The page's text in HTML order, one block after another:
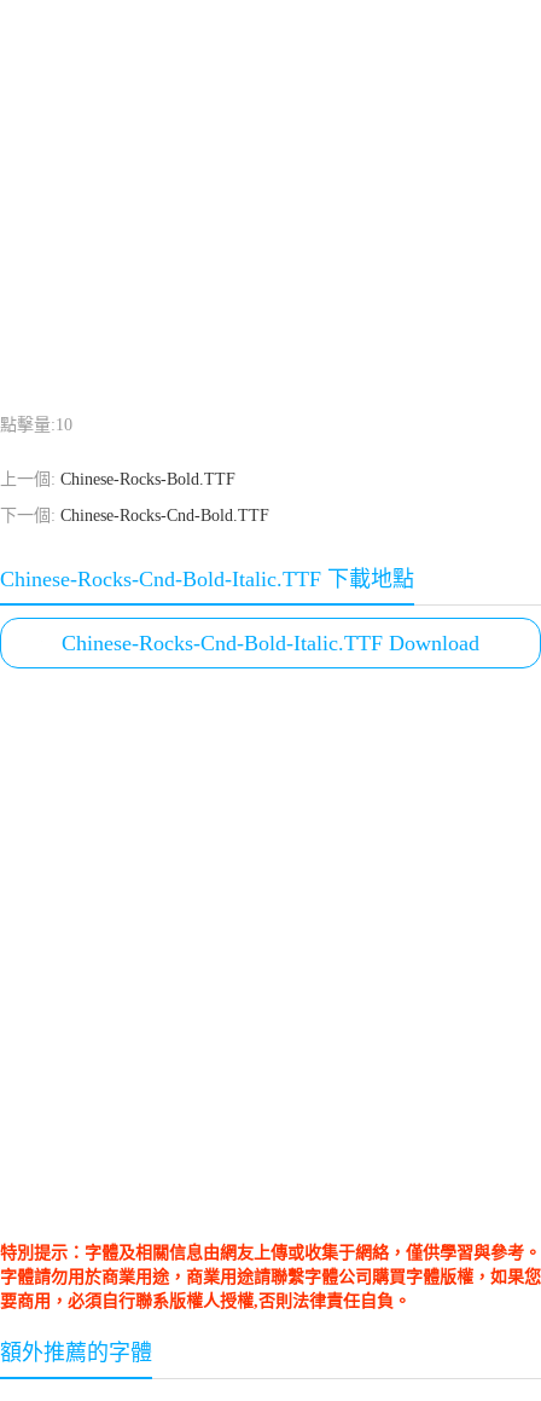
點擊量:10
上一個: Chinese-Rocks-Bold.TTF
下一個: Chinese-Rocks-Cnd-Bold.TTF
Chinese-Rocks-Cnd-Bold-Italic.TTF 下載地點
Chinese-Rocks-Cnd-Bold-Italic.TTF Download
特別提示：字體及相關信息由網友上傳或收集于網絡，僅供學習與參考。
字體請勿用於商業用途，商業用途請聯繫字體公司購買字體版權，如果您
要商用，必須自行聯系版權人授權,否則法律責任自負。
額外推薦的字體